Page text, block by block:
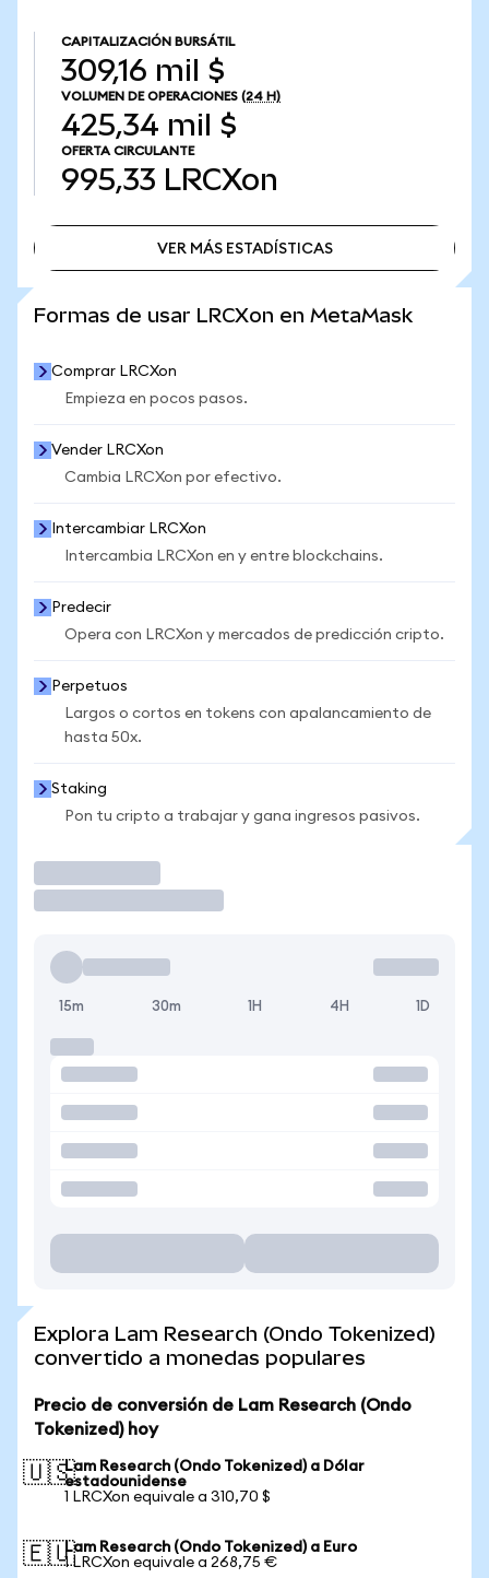
CAPITALIZACIÓN BURSÁTIL
309,16 mil $
VOLUMEN DE OPERACIONES (24 H)
425,34 mil $
OFERTA CIRCULANTE
995,33 LRCXon
VER MÁS ESTADÍSTICAS
Formas de usar LRCXon en MetaMask
Comprar LRCXon
Empieza en pocos pasos.
Vender LRCXon
Cambia LRCXon por efectivo.
Intercambiar LRCXon
Intercambia LRCXon en y entre blockchains.
Predecir
Opera con LRCXon y mercados de predicción cripto.
Perpetuos
Largos o cortos en tokens con apalancamiento de
hasta 50x.
Staking
Pon tu cripto a trabajar y gana ingresos pasivos.
15m 30m 1H 4H 1D
Explora Lam Research (Ondo Tokenized)
convertido a monedas populares
Precio de conversión de Lam Research (Ondo
Tokenized) hoy
🇺🇸Lam Research (Ondo Tokenized) a Dólar
estadounidense
1 LRCXon equivale a 310,70 $
🇪🇺Lam Research (Ondo Tokenized) a Euro
1 LRCXon equivale a 268,75 €